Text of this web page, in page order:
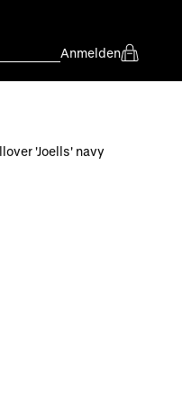
Anmelden
'Joells' navy